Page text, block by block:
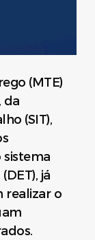
(MTE)
da
(SIT),
já
realizar o